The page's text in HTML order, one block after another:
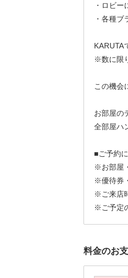
・ロビ
・各種
KARUTA
※数に限
この機会
お部屋の
全部屋ハ
■ご予約
※お部屋
※優待券
※ご来店
※ご予定
料金のお